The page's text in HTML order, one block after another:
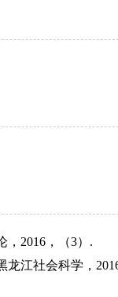
， 2016 ，（3） .
龙江社会科学，